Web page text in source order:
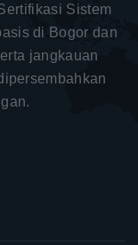
Sistem
di Bogor dan
jangkauan